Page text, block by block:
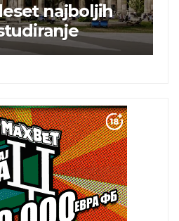
ugostila 25